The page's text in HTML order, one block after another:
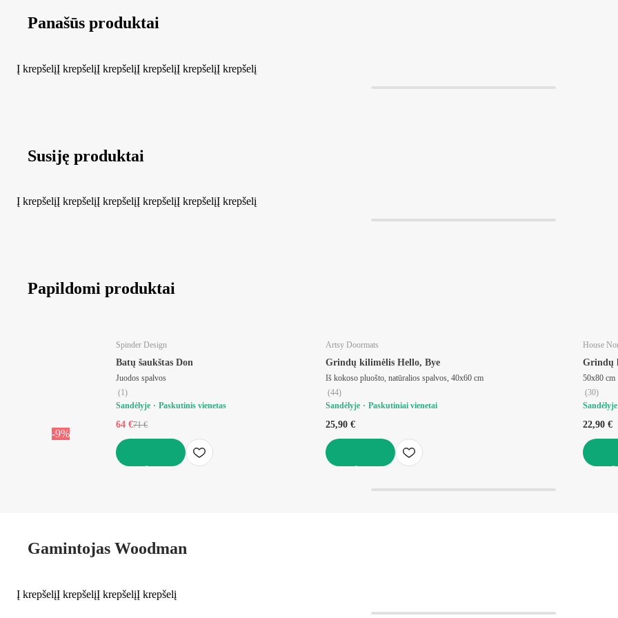
Panašūs produktai
Į krepšelįĮ krepšelįĮ krepšelįĮ krepšelįĮ krepšelįĮ krepšelį
Susiję produktai
Į krepšelįĮ krepšelįĮ krepšelįĮ krepšelįĮ krepšelįĮ krepšelį
Papildomi produktai
-9%
Spinder Design
Batų šaukštas Don
Juodos spalvos
(1)
Sandėlyje
Paskutinis vienetas
64 €71 €
Artsy Doormats
Grindų kilimėlis Hello, Bye
Iš kokoso pluošto, natūralios spalvos, 40x60 cm
(44)
Sandėlyje
Paskutiniai vienetai
25,90 €
House
Grindų
50x80 cm
(30)
Sandėlyje
22,90 €
Gamintojas Woodman
Į krepšelįĮ krepšelįĮ krepšelįĮ krepšelį